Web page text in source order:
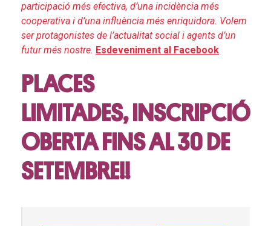
participació més efectiva, d’una incidència més
cooperativa i d’una influència més enriquidora. Volem
ser protagonistes de l’actualitat social i agents d’un
futur més nostre. Esdeveniment al Facebook
PLACES
LIMITADES, INSCRIPCIÓ
OBERTA FINS AL 30 DE
SETEMBRE!!